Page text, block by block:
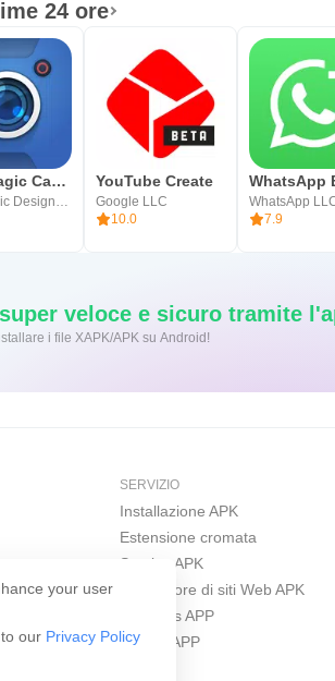
24 ore
Blackmagic Camera YouTube Create
Google LLC
10.0
WhatsApp
7.9
veloce e sicuro tramite
un clic per installare i file XAPK/APK su Android!
your user
our Privacy Policy
SERVIZIO
Installazione APK
Estensione cromata
Scarica APK
Costruttore di siti Web APK
Windows APP
iPhone APP